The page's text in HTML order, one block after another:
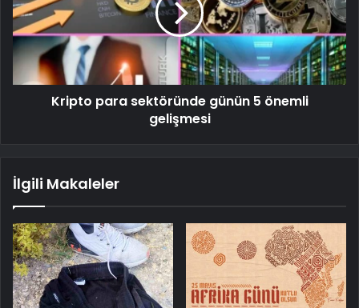
Kripto para sektöründe günün 5 önemli
gelişmesi
İlgili Makaleler